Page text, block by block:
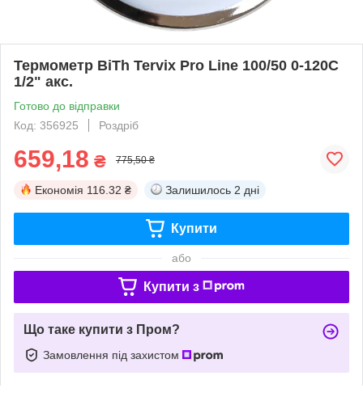
Термометр BiTh Tervix Pro Line 100/50 0-120C
1/2" акс.
Готово до відправки
Код: 356925
Роздріб
659,18 ₴ 775,50 ₴
Економія 116.32 ₴ Залишилось 2 дні
Купити
або
Купити з
Що таке купити з Пром?
Замовлення під захистом